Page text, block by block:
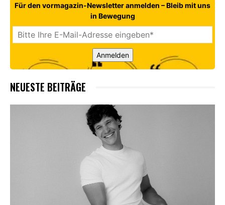
Für den vormagazin-Newsletter anmelden – Bleib mit uns
in Bewegung
Anmelden
NEUESTE BEITRÄGE